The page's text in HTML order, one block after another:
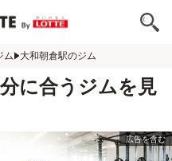
ム 大和朝倉駅のジム
に合うジムを見